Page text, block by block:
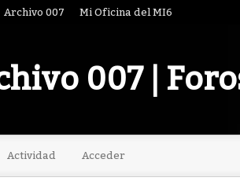
Archivo 007 Mi Oficina del MI6
007 |
Actividad Acceder